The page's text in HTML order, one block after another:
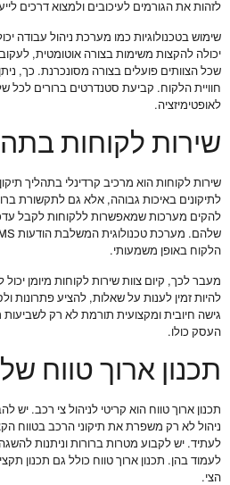
לזהות את הגורמים לעיכובים ולמצוא דרכים
שימוש בטכנולוגיות כמו מערכת ניהול עבודה
יכולה להקצות משימות בצורה אוטומטית,
שכל הצוותים פועלים בצורה מסונכרנת. כך,
חוויית הלקוח. קביעת סטנדרטים ברורים לכל
לאופטימיזציה.
שירות לקוחות
שירות לקוחות הוא מרכיב קרדינלי בתהליך
לתיקונים באיכות גבוהה, אלא גם לתקשורת
להקים מערכות שמאפשרות ללקוחות לקבל
הלקוח באופן משמעותי.
מעבר לכך, קיום צוות שירות לקוחות מיומן יכול
להיות זמין לענות על שאלות, להציע פתרונות
גישה חיובית ומקצועית תורמת לא רק לשביעות
העסק כולו.
תכנון ארוך טווח
תכנון ארוך טווח הוא קריטי לניהול צי רכב.
ניהול לא רק משפרת את תיקוני הרכב בטווח
לעתיד. יש לקבוע מטרות ברורות וניתנות
לעמוד בהן. תכנון ארוך טווח כולל גם תכנון
הצי.